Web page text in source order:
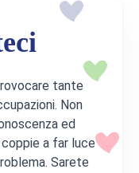
tante
Non
ed
a far luce
Sarete